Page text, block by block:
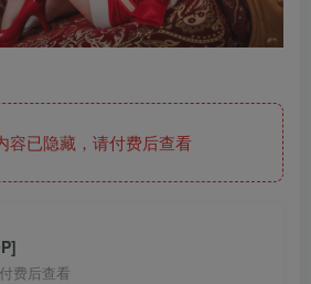
已隐藏，请付费后查看
费后查看